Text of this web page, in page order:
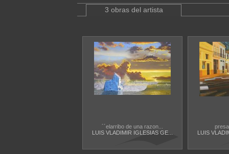
3 obras del artista
´´elarribo de una razon...
LUIS VLADIMIR IGLESIAS GE...
LUIS